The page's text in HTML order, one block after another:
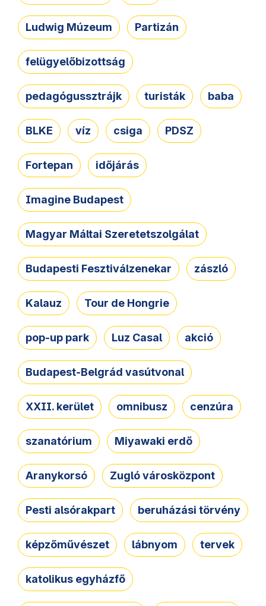
Ludwig Múzeum Partizán
felügyelőbizottság
pedagógussztrájk turisták baba
BLKE víz csiga PDSZ
Fortepan időjárás
Imagine Budapest
Magyar Máltai Szeretetszolgálat
Budapesti Fesztiválzenekar zászló
Kalauz Tour de Hongrie
pop-up park Luz Casal akció
Budapest-Belgrád vasútvonal
XXII. kerület omnibusz cenzúra
szanatórium Miyawaki erdő
Aranykorsó Zugló városközpont
Pesti alsórakpart beruházási törvény
képzőművészet lábnyom tervek
katolikus egyházfő